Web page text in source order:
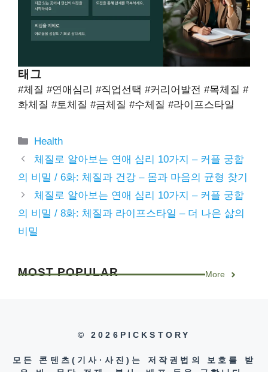
태그
#체질 #연애심리 #직업선택 #커리어발전 #목체질 #
화체질 #토체질 #금체질 #수체질 #라이프스타일
Categories
Health
체질로 알아보는 연애 심리 10가지 – 커플 궁합
의 비밀 / 6화: 체질과 건강 – 몸과 마음의 균형 찾기
체질로 알아보는 연애 심리 10가지 – 커플 궁합
의 비밀 / 8화: 체질과 라이프스타일 – 더 나은 삶의
비밀
MOSTPOPULAR More
© 2026PICKSTORY
모든 콘텐츠(기사·사진)는 저작권법의 보호를 받